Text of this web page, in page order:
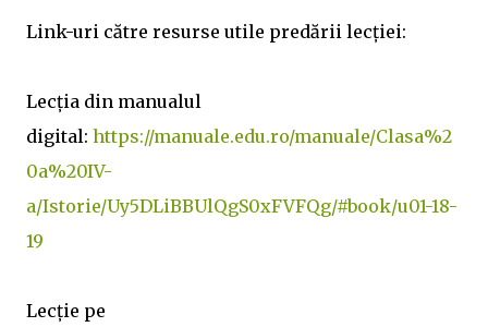
Link-uri către resurse utile predării lecției:
Lecția din manualul
digital: https://manuale.edu.ro/manuale/Clasa%2
0a%20IV-
a/Istorie/Uy5DLiBBUlQgS0xFVFQg/#book/u01-18-
19
Lecție pe